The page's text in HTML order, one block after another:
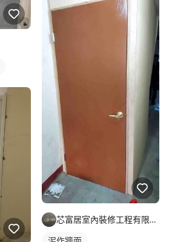
芯富居室內裝修工程有限公司